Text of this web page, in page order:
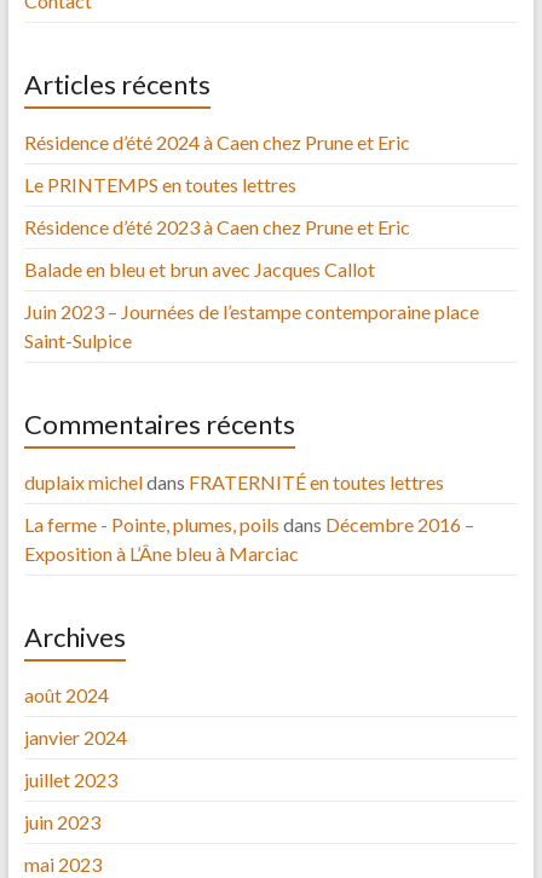
Articles récents
Résidence d’été 2024 à Caen chez Prune et Eric
Le PRINTEMPS en toutes lettres
Résidence d’été 2023 à Caen chez Prune et Eric
Balade en bleu et brun avec Jacques Callot
Juin 2023 – Journées de l’estampe contemporaine place
Saint-Sulpice
Commentaires récents
duplaix micheldans FRATERNITÉ en toutes lettres
La ferme - Pointe, plumes, poils dans Décembre 2016 –
Exposition à L’Âne bleu à Marciac
Archives
août 2024
janvier 2024
juillet 2023
juin 2023
mai 2023